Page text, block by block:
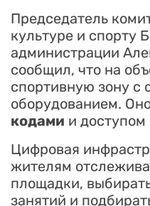
Председатель
культуре и спорту
администрации
сообщил, что на
спортивную зону с
оборудованием.
кодами и доступом
Цифровая
жителям
площадки,
занятий и